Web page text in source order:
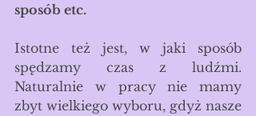
sposób etc.
Istotne też jest, w jaki sposób
spędzamy czas z ludźmi.
Naturalnie w pracy nie mamy
zbyt wielkiego wyboru, gdyż nasze